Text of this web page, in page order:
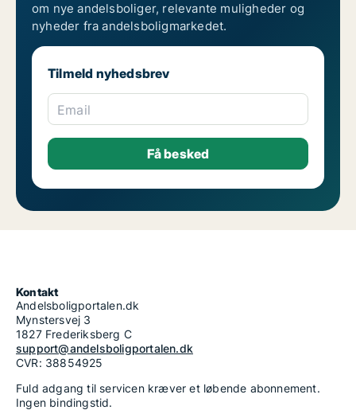
om nye andelsboliger, relevante muligheder og
nyheder fra andelsboligmarkedet.
Tilmeld nyhedsbrev
Email
Kontakt
Andelsboligportalen.dk
Mynstersvej 3
1827 Frederiksberg C
support@andelsboligportalen.dk
CVR: 38854925
Fuld adgang til servicen kræver et løbende abonnement.
Ingen bindingstid.